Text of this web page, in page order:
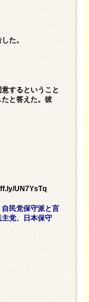
た。
するということ
と答えた。彼
UN7YsTq
民党保守派と言
党、日本保守